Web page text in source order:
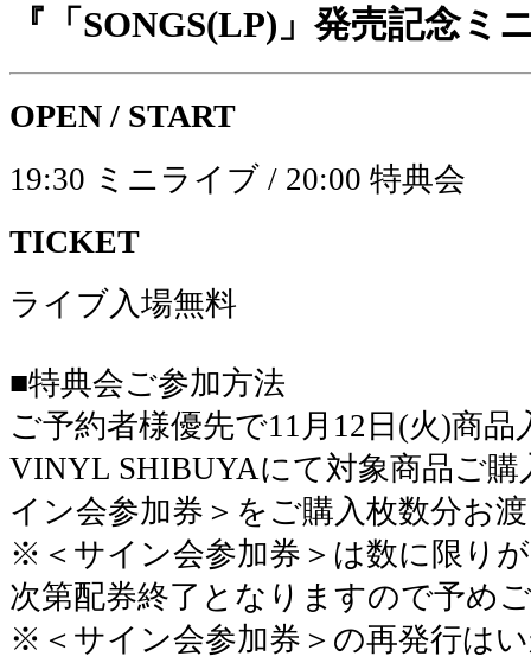
『「SONGS(LP)」発売記念ミ
OPEN / START
19:30 ミニライブ / 20:00 特典会
TICKET
ライブ入場無料
■特典会ご参加方法
ご予約者様優先で11月12日(火)商品
VINYL SHIBUYAにて対象商品ご
イン会参加券＞をご購入枚数分お
※＜サイン会参加券＞は数に限り
次第配券終了となりますので予め
※＜サイン会参加券＞の再発行は